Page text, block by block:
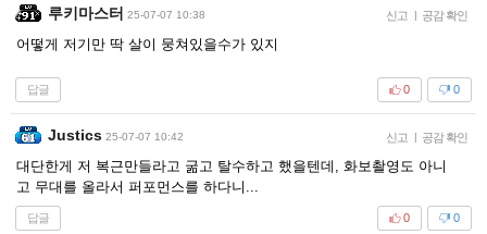
루키마스터 25-07-07 10:38 신고 | 공감 확인
어떻게 저기만 딱 살이 뭉쳐있을수가 있지
답글 0
0
Justics 25-07-07 10:42 신고 | 공감 확인
대단한게 저 복근만들라고 굶고 탈수하고 했을텐데, 화보촬영도 아니
고 무대를 올라서 퍼포먼스를 하다니...
답글 0
0